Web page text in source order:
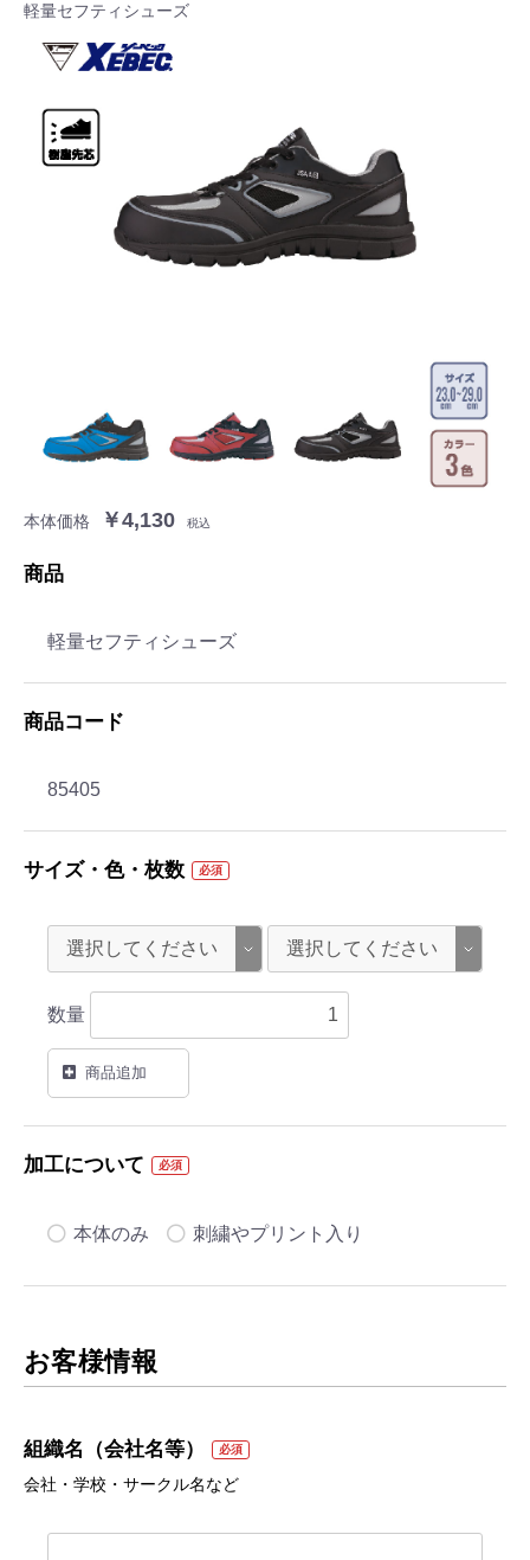
軽量セフティシューズ
本体価格 ￥4,130 税込
商品
軽量セフティシューズ
商品コード
85405
サイズ・色・枚数 必須
数量
商品追加
加工について 必須
本体のみ 刺繍やプリント入り
お客様情報
組織名（会社名等） 必須
会社・学校・サークル名など